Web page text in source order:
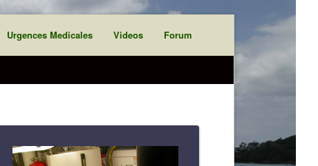
Urgences Medicales Videos Forum